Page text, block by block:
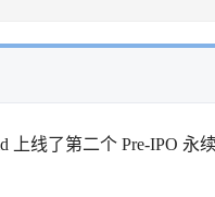
线了第二个 Pre-IPO 永续